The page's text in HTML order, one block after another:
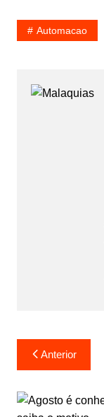
Automacao
Anterior